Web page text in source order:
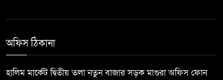
অফিস ঠিকানা
হালিম মার্কেট দ্বিতীয় তলা নতুন বাজার সড়ক মাগুরা অফিস ফোন